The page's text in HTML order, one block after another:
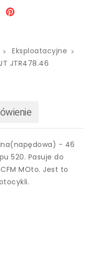
Eksploatacyjne
JTR478.46
- 46
520. Pasuje do
MOto. Jest to